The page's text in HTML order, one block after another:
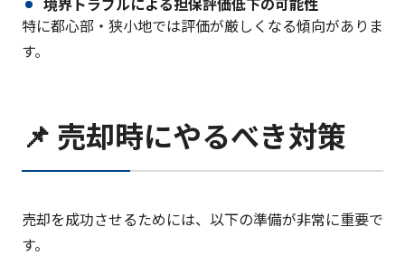
境界トラブルによる担保評価低下の可能性
特に都心部・狭小地では評価が厳しくなる傾向がありま
す。
📌 売却時にやるべき対策
売却を成功させるためには、以下の準備が非常に重要で
す。